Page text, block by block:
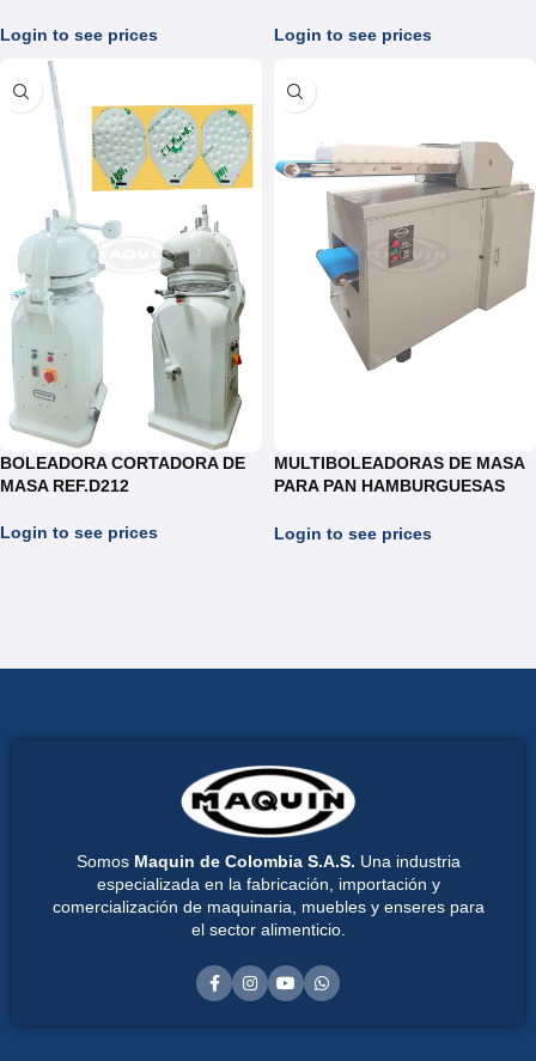
Login to see prices Login to see prices
BOLEADORA CORTADORA DE
MASA REF.D212
Login to see prices
MULTIBOLEADORAS DE MASA
PARA PAN HAMBURGUESAS
Login to see prices
Somos Maquin de Colombia S.A.S. Una industria
especializada en la fabricación, importación y
comercialización de maquinaria, muebles y enseres para
el sector alimenticio.